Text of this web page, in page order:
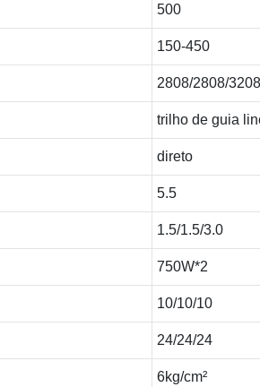
500
150-450
2808/2808/3208
trilho de guia
direto
5.5
1.5/1.5/3.0
750W*2
10/10/10
24/24/24
6kg/cm²